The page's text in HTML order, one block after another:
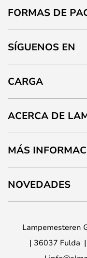
FORMAS DE
SÍGUENOS EN
CARGA
ACERCA DE
MÁS
NOVEDADES
Lampemesteren
36037 Fulda